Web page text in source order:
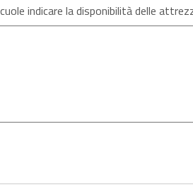
indicare la disponibilità delle